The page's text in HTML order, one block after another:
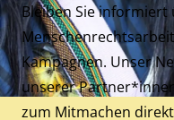
Bleiben Sie informiert
Kampagnen. Unser
unserer
zum Mitmachen